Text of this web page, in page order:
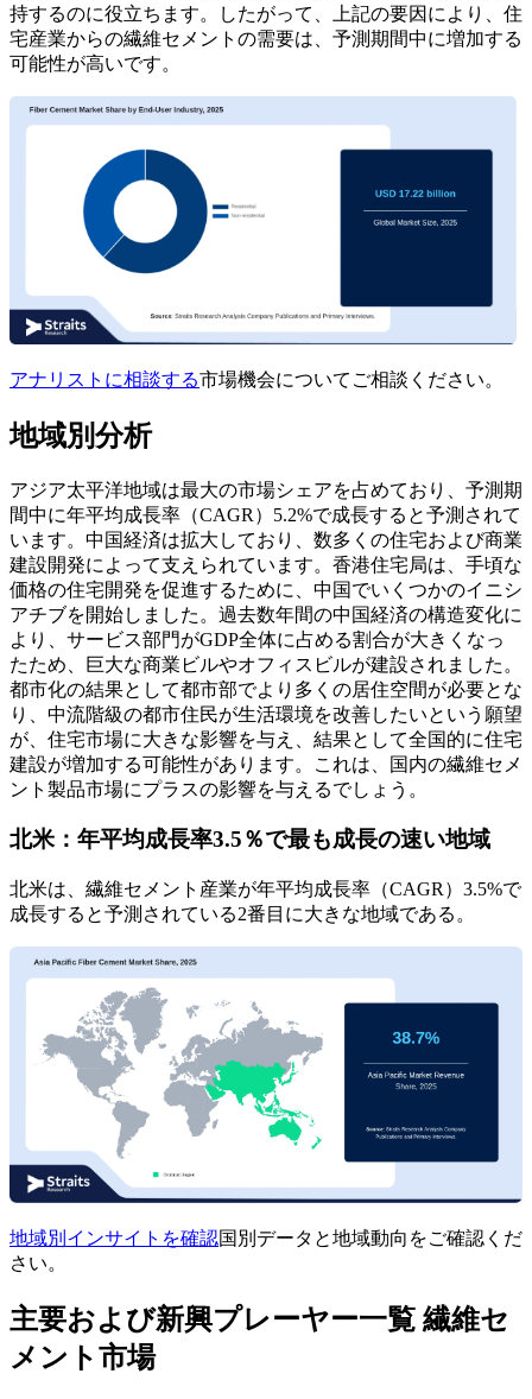
持するのに役立ちます。したがって、上記の要因により、住
宅産業からの繊維セメントの需要は、予測期間中に増加する
可能性が高いです。
アナリストに相談する市場機会についてご相談ください。
地域別分析
アジア太平洋地域は最大の市場シェアを占めており、予測期
間中に年平均成長率（CAGR）5.2%で成長すると予測されて
います。中国経済は拡大しており、数多くの住宅および商業
建設開発によって支えられています。香港住宅局は、手頃な
価格の住宅開発を促進するために、中国でいくつかのイニシ
アチブを開始しました。過去数年間の中国経済の構造変化に
より、サービス部門がGDP全体に占める割合が大きくなっ
たため、巨大な商業ビルやオフィスビルが建設されました。
都市化の結果として都市部でより多くの居住空間が必要とな
り、中流階級の都市住民が生活環境を改善したいという願望
が、住宅市場に大きな影響を与え、結果として全国的に住宅
建設が増加する可能性があります。これは、国内の繊維セメ
ント製品市場にプラスの影響を与えるでしょう。
北米：年平均成長率3.5％で最も成長の速い地域
北米は、繊維セメント産業が年平均成長率（CAGR）3.5%で
成長すると予測されている2番目に大きな地域である。
地域別インサイトを確認国別データと地域動向をご確認くだ
さい。
主要および新興プレーヤー一覧 繊維セ
メント市場